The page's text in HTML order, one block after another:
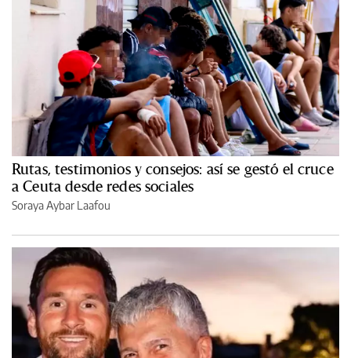
Rutas, testimonios y consejos: así se gestó el cruce
a Ceuta desde redes sociales
Soraya Aybar Laafou